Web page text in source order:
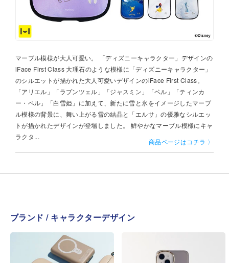
マーブル模様が大人可愛い。 「ディズニーキャラクター」デザインの
iFace First Class 大理石のような模様に「ディズニーキャラクター」
のシルエットが描かれた大人可愛いデザインのiFace First Class。
「アリエル」「ラプンツェル」「ジャスミン」「ベル」「ティンカ
ー・ベル」「白雪姫」に加えて、新たに雪と氷をイメージしたマーブ
ル模様の背景に、舞い上がる雪の結晶と「エルサ」の優雅なシルエッ
トが描かれたデザインが登場しました。 鮮やかなマーブル模様にキャ
ラクタ...
商品ページはコチラ 〉
ブランド / キャラクターデザイン